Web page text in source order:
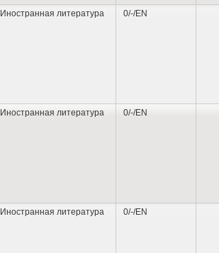
Иностранная литература 0/-/EN
Иностранная литература 0/-/EN
Иностранная литература 0/-/EN